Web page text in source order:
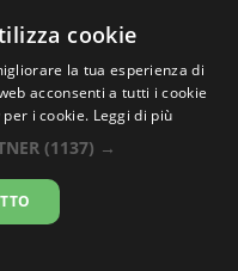
.co
Aioun
cookie
la tua esperienza di
acconsenti a tutti i cookie
i cookie. Leggi di più
(1137) →